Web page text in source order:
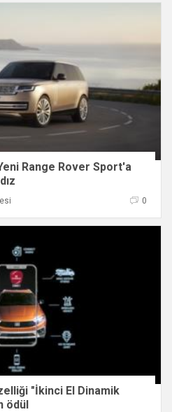
Range Rover Sport'a
0
"İkinci El Dinamik
ödül